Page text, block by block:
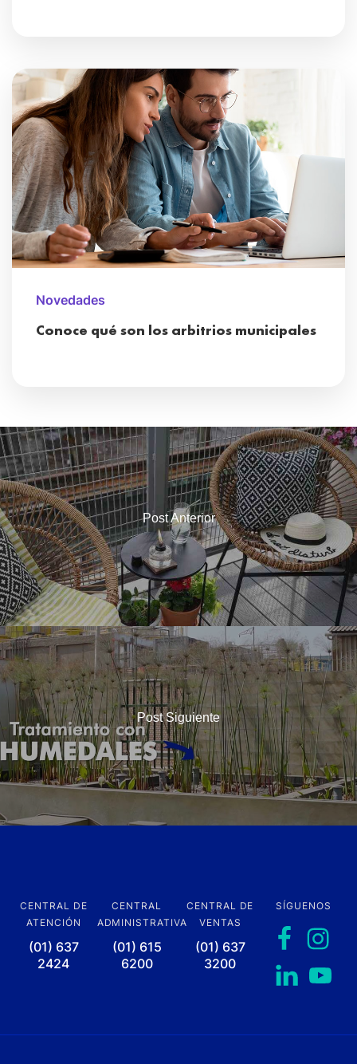
Novedades
Conoce qué son los arbitrios municipales
Post Anterior
Post Siguiente
CENTRAL DE
ATENCIÓN
(01) 637
2424
CENTRAL
ADMINISTRATIVA
(01) 615
6200
CENTRAL DE
VENTAS
(01) 637
3200
SÍGUENOS